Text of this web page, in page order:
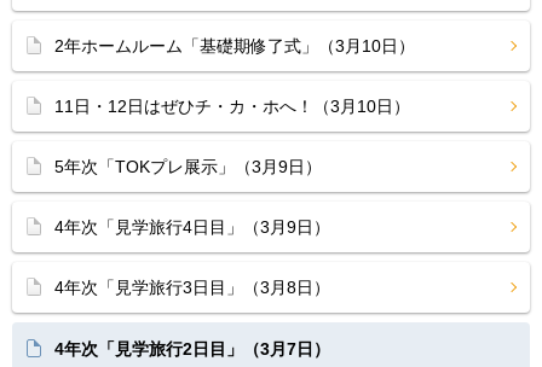
2年ホームルーム「基礎期修了式」（3月10日）
11日・12日はぜひチ・カ・ホへ！（3月10日）
5年次「TOKプレ展示」（3月9日）
4年次「見学旅行4日目」（3月9日）
4年次「見学旅行3日目」（3月8日）
4年次「見学旅行2日目」（3月7日）